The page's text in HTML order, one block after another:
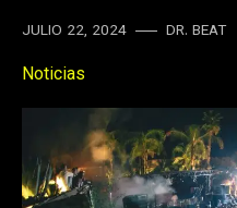
JULIO 22, 2024 DR. BEAT
Noticias